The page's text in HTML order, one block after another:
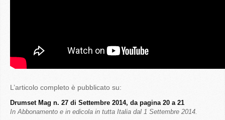
L’articolo completo è pubblicato su:
Drumset Mag n. 27 di Settembre 2014, da pagina 20 a 21
In Abbonamento e in edicola in tutta Italia dal 1 Settembre 2014.